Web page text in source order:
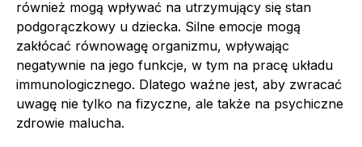
również mogą wpływać na utrzymujący się stan
podgorączkowy u dziecka. Silne emocje mogą
zakłócać równowagę organizmu, wpływając
negatywnie na jego funkcje, w tym na pracę układu
immunologicznego. Dlatego ważne jest, aby zwracać
uwagę nie tylko na fizyczne, ale także na psychiczne
zdrowie malucha.